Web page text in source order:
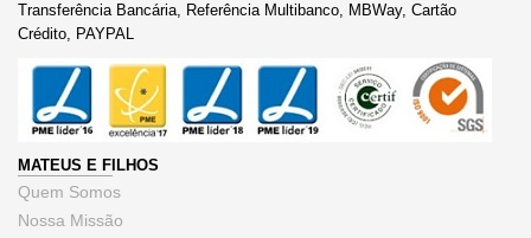
Transferência Bancária, Referência Multibanco, MBWay, Cartão
Crédito, PAYPAL
MATEUS E FILHOS
Quem Somos
Nossa Missão